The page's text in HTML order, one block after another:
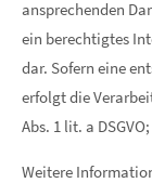
ansprechenden
ein berechtigtes
dar. Sofern eine
erfolgt die
Abs. 1 lit. a
Weitere